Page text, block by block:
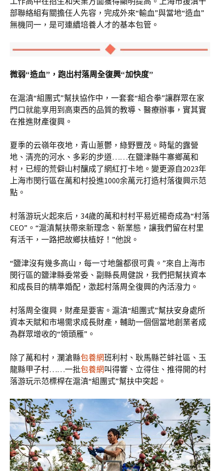
部聯絡組有關擔任人先容，完成外來“輸血”與當地“造血”
無機同一，是可連續培養人才的基本包管。
微弱“造血”，跑出村落周全復興“加快度”
在滬滇“組團式”幫扶協作中，一套套“組合拳”讓群眾在家
門口就能享用到高東西的品質的教導、醫療辦事，實其實
在推進財產復興。
夏季的云嶺年夜地，青山蔥鬱，綠野豐茂。時髦的露營
地、清亮的河水、多彩的步道……在鹽津縣牛寨鄉萬和
村，已經的荒僻山村釀成了網紅打卡地。變更源自2023年
上海市閔行區在萬和村投進1000余萬元打造村落復興示范
點。
村落游玩火起來后，34歲的萬和村村平易近楊奇成為“村落
CEO”。“滬滇幫扶帶來新理念、新業態，讓我們留在村里
有活干，一路把故鄉扶植好！”他說。
“鹽津沒有幾多高山，每一寸地盤都很可貴。”來自上海市
閔行區的鹽津縣委常委、副縣長周健說，我們把幫扶資本
和成長目的精準婚配，激起村落周全復興的內活潑力。
村落周全復興，財產是要害。滬滇“組團式”幫扶安身處所
資本天賦和市場需求成長財產，輔助一個個當地創業者成
為群眾增收的“領頭雁”。
除了萬和村，瀾滄縣包養網班利村、耿馬縣芒蚌社區、玉
龍縣甲子村……一批包養網叫得響、立得住、推得開的村
落游玩示范標桿在滬滇“組團式”幫扶中突起。